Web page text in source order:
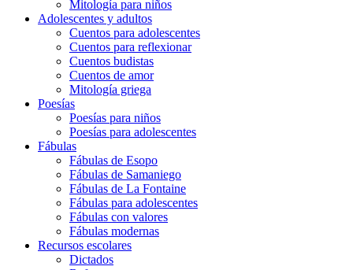
Mitología para niños
Adolescentes y adultos
Cuentos para adolescentes
Cuentos para reflexionar
Cuentos budistas
Cuentos de amor
Mitología griega
Poesías
Poesías para niños
Poesías para adolescentes
Fábulas
Fábulas de Esopo
Fábulas de Samaniego
Fábulas de La Fontaine
Fábulas para adolescentes
Fábulas con valores
Fábulas modernas
Recursos escolares
Dictados